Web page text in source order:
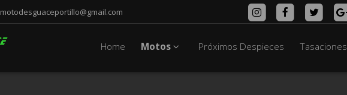
motodesguaceportillo@gmail.com
Home Motos Próximos Despieces Tasaciones